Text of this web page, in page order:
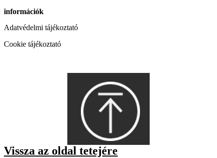
információk
Adatvédelmi tájékoztató
Cookie tájékoztató
Vissza az oldal tetejére